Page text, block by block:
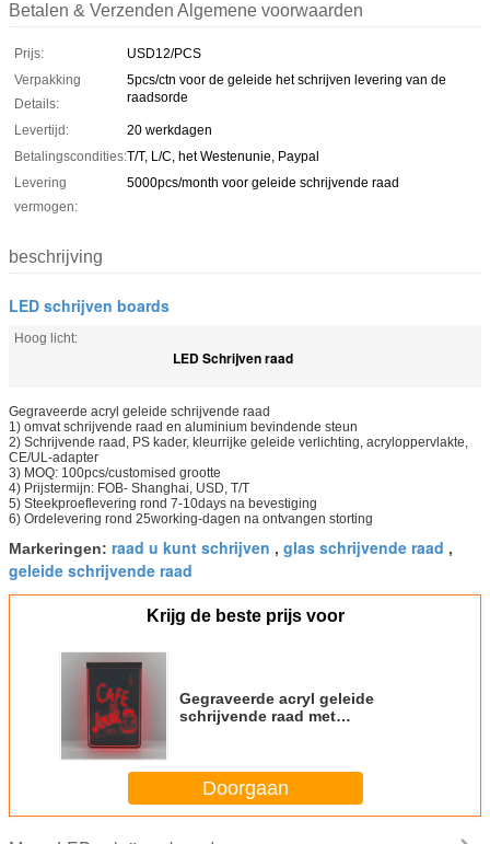
Betalen & Verzenden Algemene voorwaarden
Prijs:
USD12/PCS
Verpakking
Details:
5pcs/ctn voor de geleide het schrijven levering van de
raadsorde
Levertijd:
20 werkdagen
Betalingscondities:T/T, L/C, het Westenunie, Paypal
Levering
vermogen:
5000pcs/month voor geleide schrijvende raad
beschrijving
LED schrijven boards
Hoog licht:
LED Schrijven raad
Gegraveerde acryl geleide schrijvende raad
1) omvat schrijvende raad en aluminium bevindende steun
2) Schrijvende raad, PS kader, kleurrijke geleide verlichting, acryloppervlakte,
CE/UL-adapter
3) MOQ: 100pcs/customised grootte
4) Prijstermijn: FOB- Shanghai, USD, T/T
5) Steekproeflevering rond 7-10days na bevestiging
6) Ordelevering rond 25working-dagen na ontvangen storting
Markeringen: raad u kunt schrijven , glas schrijvende raad ,
geleide schrijvende raad
Krijg de beste prijs voor
Gegraveerde acryl geleide
schrijvende raad met
Doorgaan